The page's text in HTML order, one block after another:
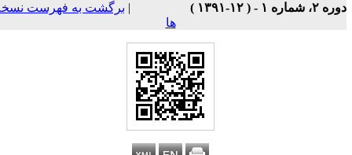
شماره ۱ - ( ۱۲-۱۳۹۱ )
برگشت به فهرست نسخه
ها